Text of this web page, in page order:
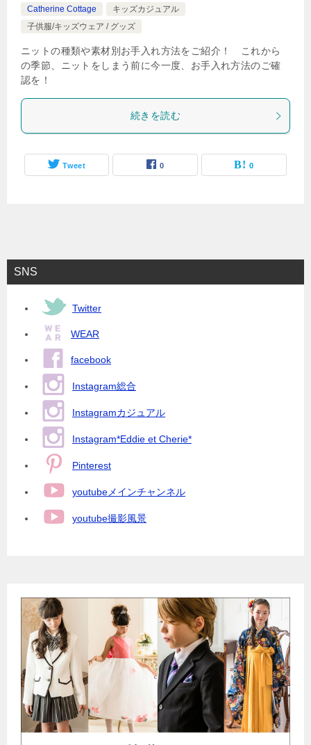
Catherine Cottage
キッズカジュアル
子供服/キッズウェア / グッズ
ニットの種類や素材別お手入れ方法をご紹介！ これから
の季節、ニットをしまう前に今一度、お手入れ方法のご確
認を！
続きを読む
Tweet 0 0
SNS
Twitter
WEAR
facebook
Instagram総合
Instagramカジュアル
Instagram*Eddie et Cherie*
Pinterest
youtubeメインチャンネル
youtube撮影風景